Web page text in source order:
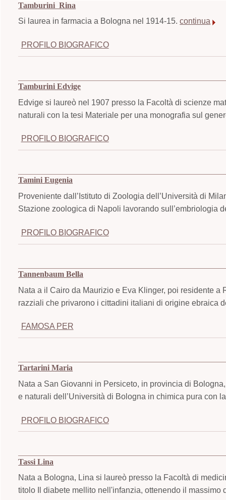
Tamburini Rina
Si laurea in farmacia a Bologna nel 1914-15.continua
PROFILO BIOGRAFICO
Tamburini Edvige
Edvige si laureò nel 1907 presso la Facoltà di scienze
naturali con la tesi Materiale per una monografia sul
PROFILO BIOGRAFICO
Tamini Eugenia
Proveniente dall’Istituto di Zoologia dell’Università di
Stazione zoologica di Napoli lavorando sull’embriologia
PROFILO BIOGRAFICO
Tannenbaum Bella
Nata a il Cairo da Maurizio e Eva Klinger, poi residente
razziali che privarono i cittadini italiani di origine ebraica
FAMOSA PER
Tartarini Maria
Nata a San Giovanni in Persiceto, in provincia di
e naturali dell’Università di Bologna in chimica pura con
PROFILO BIOGRAFICO
Tassi Lina
Nata a Bologna, Lina si laureò presso la Facoltà di
titolo Il diabete mellito nell'infanzia, ottenendo il massimo